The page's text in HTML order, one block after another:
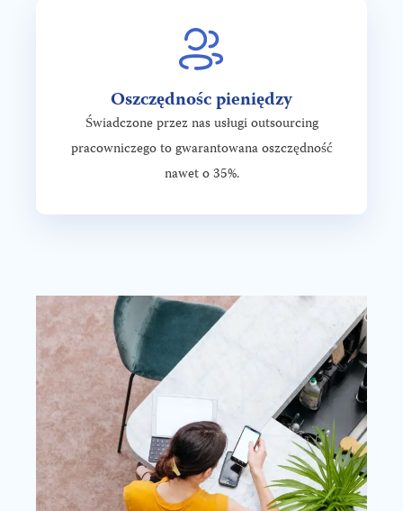
Oszczędnośc pieniędzy
Świadczone przez nas usługi outsourcing
pracowniczego to gwarantowana oszczędność
nawet o 35%.